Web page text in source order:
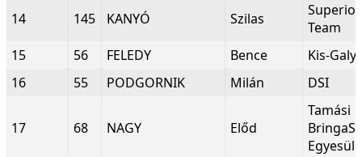
14 145 KANYÓ Szilas
Team
15
56 FELEDY Bence
Kis-
16
55 PODGORNIK Milán DSI
17 68 NAGY Előd
Tamási